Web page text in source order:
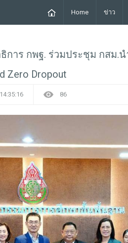
Home ข่าว
การ กพฐ. ร่วมประชุม กสม.น
Zero Dropout
86